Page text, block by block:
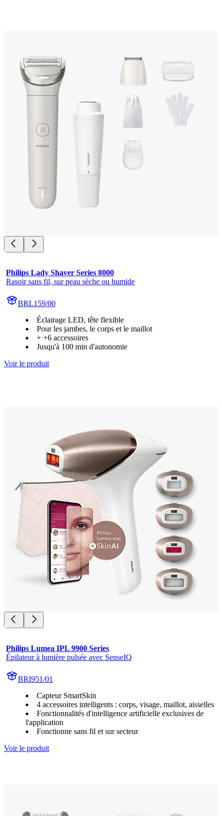
Philips Lady Shaver Series 8000
Rasoir sans fil, sur peau sèche ou humide
BRL159/00
Éclairage LED, tête flexible
Pour les jambes, le corps et le maillot
+ +6 accessoires
Jusqu'à 100 min d'autonomie
Voir le produit
Philips Lumea IPL 9900 Series
Épilateur à lumière pulsée avec SenseIQ
BRI951/01
Capteur SmartSkin
4 accessoires intelligents : corps, visage, maillot, aisselles
Fonctionnalités d'intelligence artificielle exclusives de
l'application
Fonctionne sans fil et sur secteur
Voir le produit